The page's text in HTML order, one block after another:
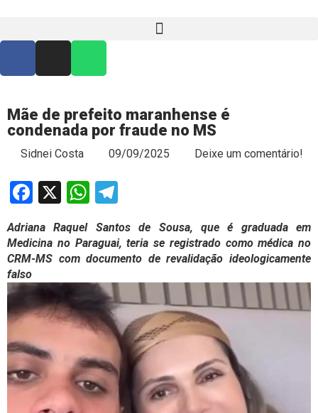
Mãe de prefeito maranhense é
condenada por fraude no MS
Sidnei Costa 09/09/2025 Deixe um comentário!
Facebook
X WhatsApp
Adriana Raquel Santos de Sousa, que é graduada em
Medicina no Paraguai, teria se registrado como médica no
CRM-MS com documento de revalidação ideologicamente
falso